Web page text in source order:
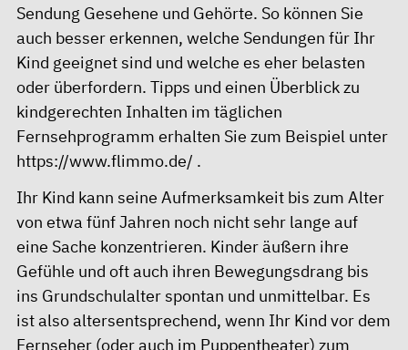
Sendung Gesehene und Gehörte. So können Sie
auch besser erkennen, welche Sendungen für Ihr
Kind geeignet sind und welche es eher belasten
oder überfordern. Tipps und einen Überblick zu
kindgerechten Inhalten im täglichen
Fernsehprogramm erhalten Sie zum Beispiel unter
https://www.flimmo.de/ .
Ihr Kind kann seine Aufmerksamkeit bis zum Alter
von etwa fünf Jahren noch nicht sehr lange auf
eine Sache konzentrieren. Kinder äußern ihre
Gefühle und oft auch ihren Bewegungsdrang bis
ins Grundschulalter spontan und unmittelbar. Es
ist also altersentsprechend, wenn Ihr Kind vor dem
Fernseher (oder auch im Puppentheater) zum